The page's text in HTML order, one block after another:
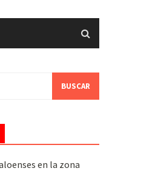
en la zona